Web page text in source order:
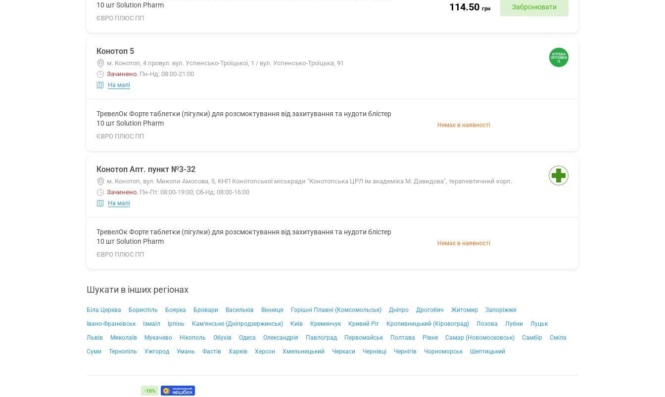
10 шт Solution Pharm
ЄВРО ПЛЮС ПП
114.50 грн Забронювати
Конотоп 5
м. Конотоп, 4 провул. вул. Успенсько-Троїцької, 1 / вул. Успенсько-Троїцька, 91
Зачинено. Пн-Нд: 08:00-21:00
На мапі
ТревелОк Форте таблетки (пігулки) для розсмоктування від захитування та нудоти блістер
10 шт Solution Pharm
ЄВРО ПЛЮС ПП
Немає в наявності
Конотоп Апт. пункт №3-32
м. Конотоп, вул. Миколи Амосова, 5, КНП Конотопської міськради "Конотопська ЦРЛ ім.академіка М. Давидова", терапевтичний корп.
Зачинено. Пн-Пт: 08:00-19:00; Сб-Нд: 08:00-16:00
На мапі
ТревелОк Форте таблетки (пігулки) для розсмоктування від захитування та нудоти блістер
10 шт Solution Pharm
ЄВРО ПЛЮС ПП
Немає в наявності
Шукати в інших регіонах
Біла Церква Бориспіль Боярка Бровари Васильків Вінниця Горішні Плавні (Комсомольськ) Дніпро Дрогобич Житомир
Запоріжжя
Івано-Франківськ
Ізмаїл Ірпінь Кам'янське (Дніпродзержинськ) Київ Кременчук Кривий Ріг Кропивницький (Кіровоград) Лозова Лубни
Луцьк
Львів
Миколаїв Мукачево Нікополь Обухів Одеса Олександрія Павлоград Первомайськ Полтава Рівне Самар (Новомосковськ) Самбір
Сміла
Суми
Тернопіль Ужгород Умань Фастів Харків Херсон Хмельницький Черкаси Чернівці Чернігів Чорноморськ Шептицький
-10%